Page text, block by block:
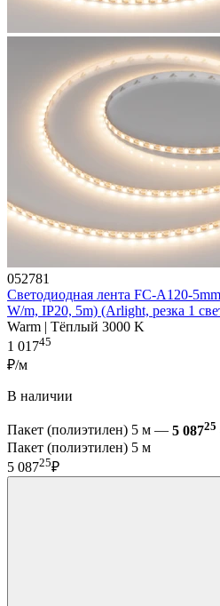
052781
Светодиодная лента FC-A120-
W/m, IP20, 5m) (Arlight, резка 1
Warm | Тёплый 3000 K
1 01745
₽/м
В наличии
Пакет (полиэтилен) 5 м — 5 08725
Пакет (полиэтилен) 5 м
5 08725₽